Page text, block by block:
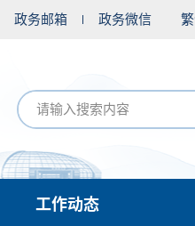
政务邮箱 政务微信
工作动态